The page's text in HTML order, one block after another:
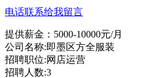
电话联系给我留言
提供薪金：5000-10000元/月
公司名称:即墨区方全服装
招聘职位:网店运营
招聘人数:3